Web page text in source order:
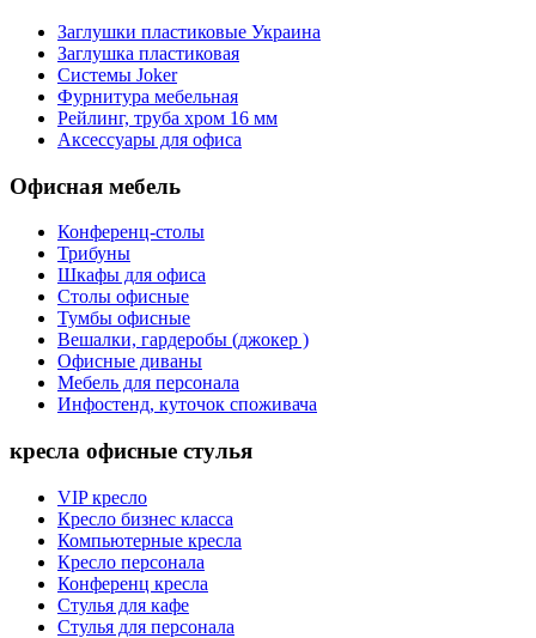
Заглушки пластиковые Украина
Заглушка пластиковая
Системы Joker
Фурнитура мебельная
Рейлинг, труба хром 16 мм
Аксессуары для офиса
Офисная мебель
Конференц-столы
Трибуны
Шкафы для офиса
Столы офисные
Тумбы офисные
Вешалки, гардеробы (джокер )
Офисные диваны
Мебель для персонала
Инфостенд, куточок споживача
кресла офисные стулья
VIP кресло
Кресло бизнес класса
Компьютерные кресла
Кресло персонала
Конференц кресла
Стулья для кафе
Стулья для персонала